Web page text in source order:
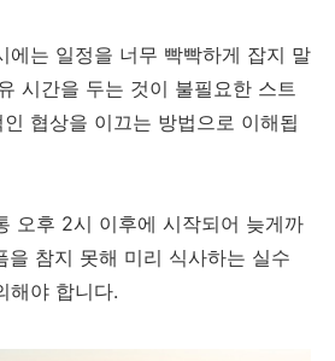
에는 일정을 너무 빡빡하게 잡지 말
시간을 두는 것이 불필요한 스트
협상을 이끄는 방법으로 이해됩
오후 2시 이후에 시작되어 늦게까
을 참지 못해 미리 식사하는 실수
해야 합니다.